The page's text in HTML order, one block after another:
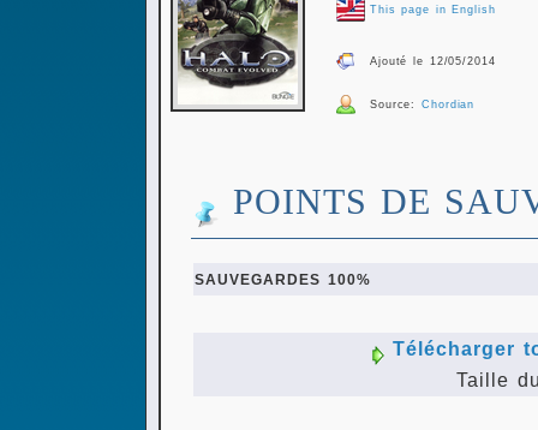
This page in English
Ajouté le 12/05/2014
Source:Chordian
POINTS DE
SAUVEGARDES 100%
Télécharger
Taille